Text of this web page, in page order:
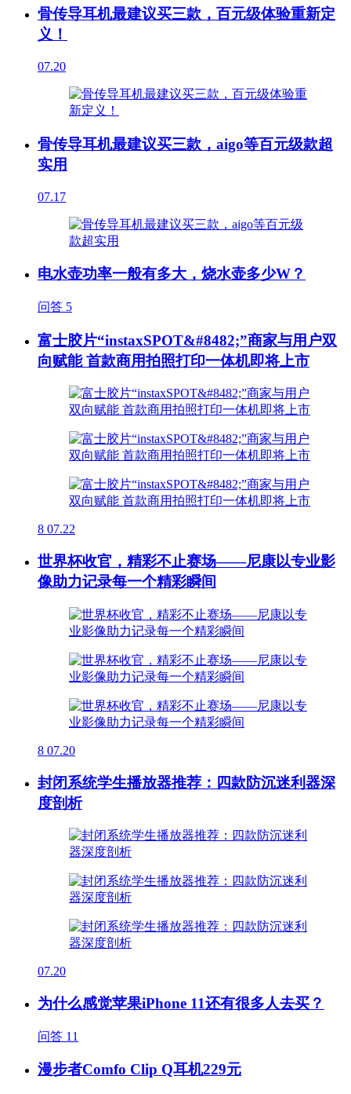
骨传导耳机最建议买三款，百元级体验重新定
义！
07.20
骨传导耳机最建议买三款，aigo等百元级款超
实用
07.17
电水壶功率一般有多大，烧水壶多少W？
问答 5
富士胶片“instaxSPOT&#8482;”商家与用户双
向赋能 首款商用拍照打印一体机即将上市
8 07.22
世界杯收官，精彩不止赛场——尼康以专业影
像助力记录每一个精彩瞬间
8 07.20
封闭系统学生播放器推荐：四款防沉迷利器深
度剖析
07.20
为什么感觉苹果iPhone 11还有很多人去买？
问答 11
漫步者Comfo Clip Q耳机229元